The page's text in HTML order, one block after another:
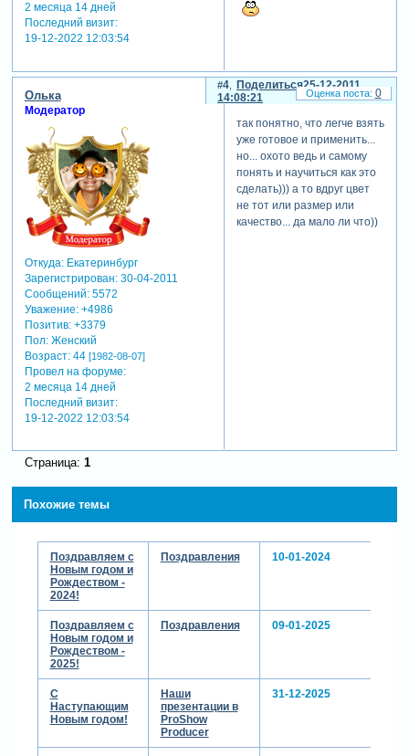
2 месяца 14 дней
Последний визит:
19-12-2022 12:03:54
Поделиться
4
25-12-2011
14:08:21
Олька
Модератор
Откуда:Екатеринбург
Зарегистрирован: 30-04-2011
Сообщений:5572
Уважение: +4986
Позитив: +3379
Пол:Женский
Возраст:44 [1982-08-07]
Провел на форуме:
2 месяца 14 дней
Последний визит:
19-12-2022 12:03:54
так понятно, что легче взять
уже готовое и применить...
но... охото ведь и самому
понять и научиться как это
сделать))) а то вдруг цвет
не тот или размер или
качество... да мало ли что))
0
Страница: 1
Похожие темы
Поздравляем с
Новым годом и
Рождеством -
2024!
Поздравления 10-01-2024
Поздравляем с
Новым годом и
Рождеством -
2025!
Поздравления 09-01-2025
С
Наступающим
Новым годом!
Наши
презентации в
ProShow
Producer
31-12-2025